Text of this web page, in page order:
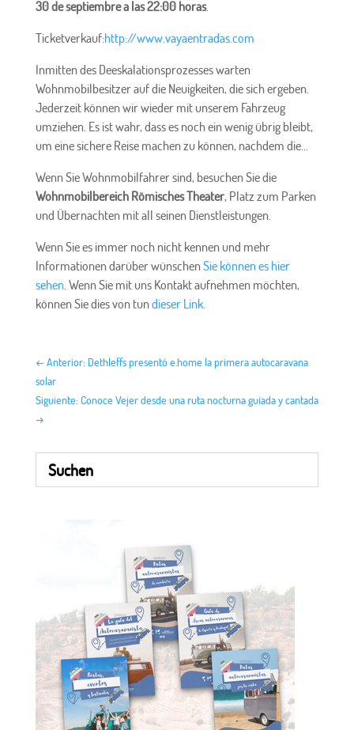
30 de septiembre a las 22:00 horas.
Ticketverkauf:http://www.vayaentradas.com
Inmitten des Deeskalationsprozesses warten
Wohnmobilbesitzer auf die Neuigkeiten, die sich ergeben.
Jederzeit können wir wieder mit unserem Fahrzeug
umziehen. Es ist wahr, dass es noch ein wenig übrig bleibt,
um eine sichere Reise machen zu können, nachdem die...
Wenn Sie Wohnmobilfahrer sind, besuchen Sie die
Wohnmobilbereich Römisches Theater, Platz zum Parken
und Übernachten mit all seinen Dienstleistungen.
Wenn Sie es immer noch nicht kennen und mehr
Informationen darüber wünschenSie können es hier
sehen. Wenn Sie mit uns Kontakt aufnehmen möchten,
können Sie dies von tundieser Link.
← Anterior: Dethleffs presentó e.home la primera autocaravana
solar
Siguiente: Conoce Vejer desde una ruta nocturna guiada y cantada
→